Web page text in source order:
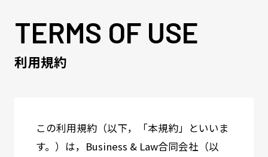
セミナー ・ 記事
セミナー
記事
リクルート
TERMS OF USE
利用規約
この利用規約（以下，「本規約」といいま
す。）は，Business & Law合同会社（以